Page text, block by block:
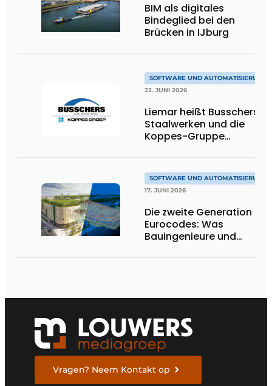
BIM als digitales
Bindeglied bei den
Brücken in IJburg
SOFTWARE UND AUTOMATISIERUNG
22. JUNI 2026
Liemar heißt Busschers
Staalwerken und die
Koppes-Gruppe
SOFTWARE UND AUTOMATISIERUNG
17. JUNI 2026
Die zweite Generation der
Eurocodes: Was
Bauingenieure und
Vragen? Neem Kontakt op